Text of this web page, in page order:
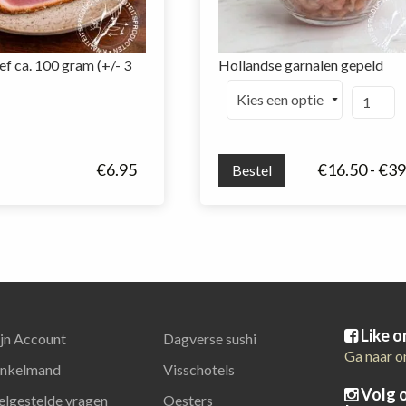
ca. 100 gram (+/- 3
€6.95
Hollandse garnalen gepeld
€16.50-€
Hollandse
garnalen
aantal
Bestel
Account
vragen
Dagverse sushi
Visschotels
Oesters
Like
Ga naar
Volg